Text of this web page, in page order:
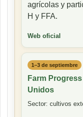
agrícolas y
H y FFA.
Web oficial
1–3 de septiembre
Farm
Unidos
Sector: cultivos